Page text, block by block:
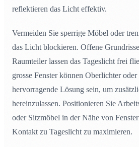
reflektieren das Licht effektiv.
Vermeiden Sie sperrige Möbel oder
das Licht blockieren. Offene
Raumteiler lassen das Tageslicht frei
grosse Fenster können Oberlichter
hervorragende Lösung sein, um
hereinzulassen. Positionieren Sie
oder Sitzmöbel in der Nähe von
Kontakt zu Tageslicht zu maximieren.